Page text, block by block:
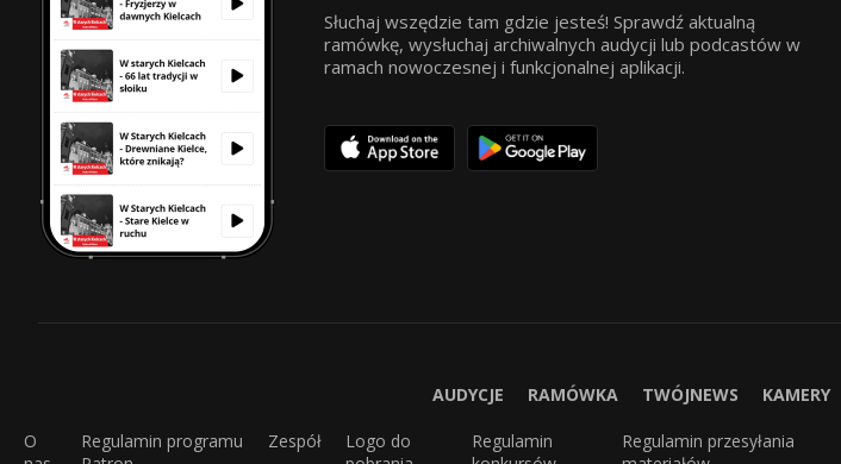
Słuchaj wszędzie tam gdzie jesteś! Sprawdź aktualną
ramówkę, wysłuchaj archiwalnych audycji lub podcastów w
ramach nowoczesnej i funkcjonalnej aplikacji.
AUDYCJE RAMÓWKA TWÓJNEWS KAMERY
O
Regulamin programu
Zespół
Logo do
Regulamin
Regulamin przesyłania